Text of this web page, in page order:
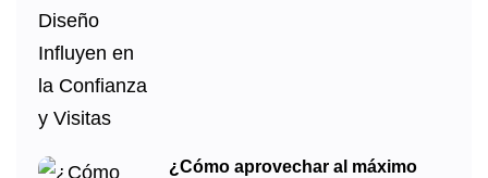
¿Cómo aprovechar al máximo